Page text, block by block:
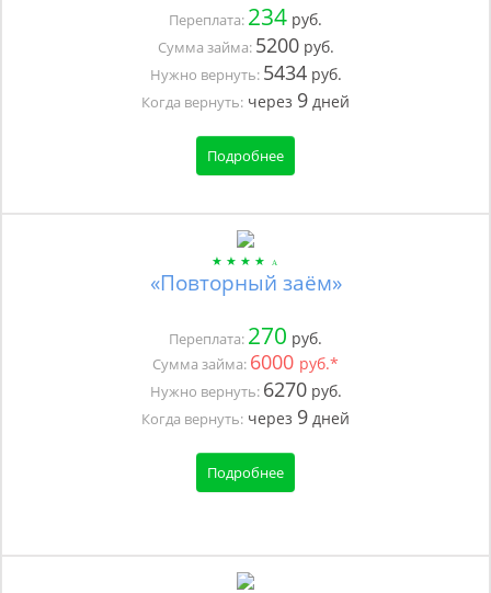
Переплата: 234 руб.
Сумма займа: 5200руб.
Нужно вернуть: 5434руб.
Когда вернуть: через 9 дней
Подробнее
«Повторный заём»
Переплата: 270 руб.
Сумма займа: 6000 руб.*
Нужно вернуть: 6270руб.
Когда вернуть: через 9 дней
Подробнее